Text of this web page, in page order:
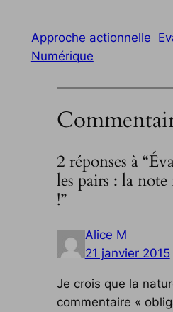
Approche actionnelle
Numérique
2 réponses à
les pairs : la
!”
Alice M
21 janvier 2015
Je crois que la
commentaire «